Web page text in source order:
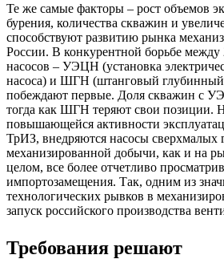
Те же самые факторы – рост объемов
бурения, количества скважин и
способствуют развитию рынка
России. В конкурентной борьбе
насосов – УЭЦН (установка
насоса) и ШГН (штанговый глубинный
побеждают первые. Доля скважин с
тогда как ШГН теряют свои позиции.
повышающейся активности
ТрИЗ, внедряются насосы сверхмалых
механизированной добычи, как и на
целом, все более отчетливо
импортозамещения. Так, одним из
технологических рывков в
запуск российского производства
Требования решают